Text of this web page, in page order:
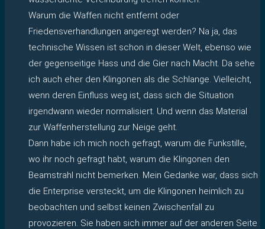
Warum die Waffen nicht entfernt oder
Friedensverhandlungen angeregt werden? Na ja, das
technische Wissen ist schon in dieser Welt, ebenso wie
der gegenseitige Hass und die Gier nach Macht. Da sehe
ich auch eher den Klingonen als die Schlange. Vielleicht,
wenn deren Einfluss weg ist, dass sich die Situation
irgendwann wieder normalisiert. Und wenn das Material
zur Waffenherstellung zur Neige geht.
Dann habe ich mich noch gefragt, warum die Funkstille,
wo ihr noch gefragt habt, warum die Klingonen den
Beamstrahl nicht bemerken. Mein Gedanke war, dass sich
die Enterprise versteckt, um die Klingonen heimlich zu
beobachten und selbst keinen Zwischenfall zu
provozieren. Sie haben sich immer auf der anderen Seite